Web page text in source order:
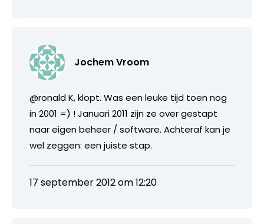
Jochem Vroom
@ronald K, klopt. Was een leuke tijd toen nog
in 2001 =) ! Januari 2011 zijn ze over gestapt
naar eigen beheer / software. Achteraf kan je
wel zeggen: een juiste stap.
17 september 2012 om 12:20